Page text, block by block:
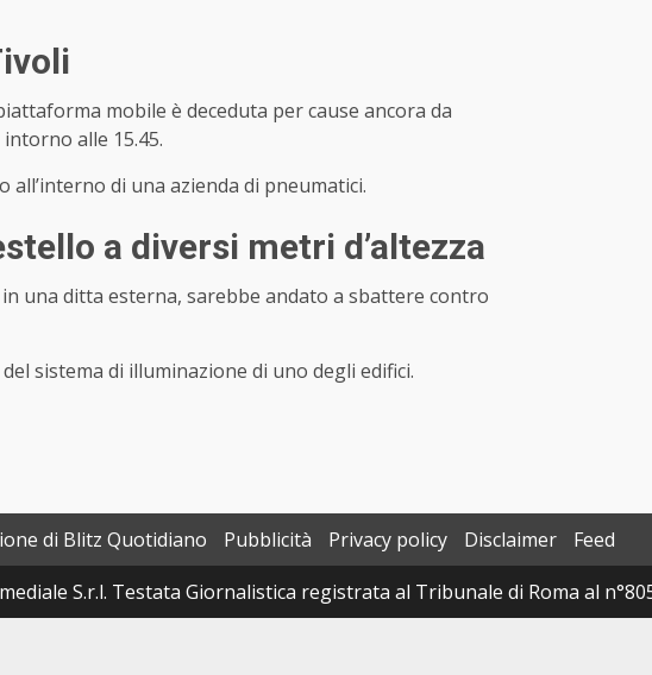
mobile è deceduta per cause ancora da
alle 15.45.
all’interno di una azienda di pneumatici.
a diversi metri d’altezza
una ditta esterna, sarebbe andato a sbattere contro
sistema di illuminazione di uno degli edifici.
di Blitz Quotidiano Pubblicità Privacy policy Disclaimer
Feed
S.r.l. Testata Giornalistica registrata al Tribunale di Roma al